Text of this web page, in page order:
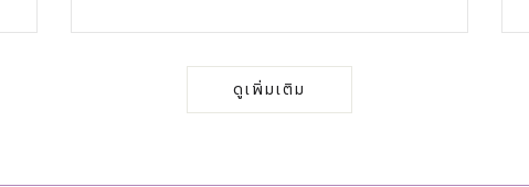
ดูเพิ่มเติม